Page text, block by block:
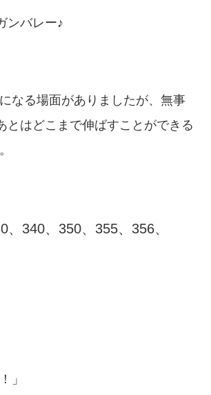
ンバレー♪
なる場面がありましたが、無事
とはどこまで伸ばすことができる
、340、350、355、356、
」